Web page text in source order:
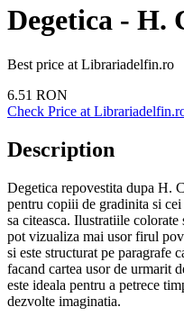
Degetica - H.
Best price at Librariadelfin.ro
6.51 RON
Check Price at
Description
Degetica repovestita dupa H.
pentru copiii de gradinita si
sa citeasca. Ilustratiile
pot vizualiza mai usor firul
si este structurat pe paragrafe
facand cartea usor de urmarit
este ideala pentru a petrece
dezvolte imaginatia.